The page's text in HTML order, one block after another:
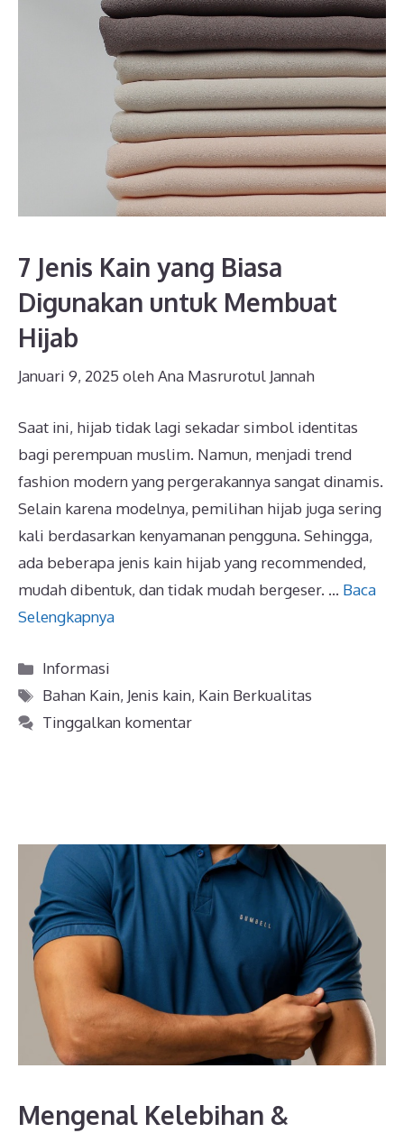
7 Jenis Kain yang Biasa
Digunakan untuk Membuat
Hijab
Januari 9, 2025 olehAna Masrurotul Jannah
Saat ini, hijab tidak lagi sekadar simbol identitas
bagi perempuan muslim. Namun, menjadi trend
fashion modern yang pergerakannya sangat dinamis.
Selain karena modelnya, pemilihan hijab juga sering
kali berdasarkan kenyamanan pengguna. Sehingga,
ada beberapa jenis kain hijab yang recommended,
mudah dibentuk, dan tidak mudah bergeser. … Baca
Selengkapnya
Kategori
Informasi
Tag
Bahan Kain, Jenis kain, Kain Berkualitas
Tinggalkan komentar
Mengenal Kelebihan &